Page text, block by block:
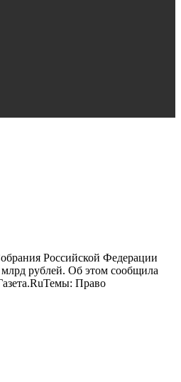
Российской Федерации
рублей. Об этом сообщила
Право